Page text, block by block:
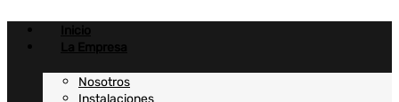
contenido
Inicio
La Empresa
Nosotros
Instalaciones